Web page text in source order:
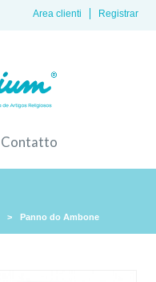
Registrar
Area clienti
Contatto
> Panno do Ambone